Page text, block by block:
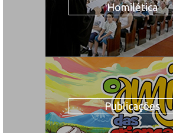
Homilética
Publicações